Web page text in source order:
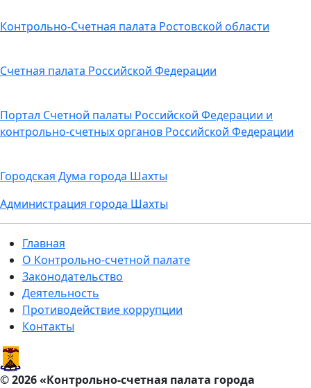
Контрольно-Счетная палата Ростовской области
Счетная палата Российской Федерации
Портал Счетной палаты Российской Федерации и
контрольно-счетных органов Российской Федерации
Городская Дума города Шахты
Администрация города Шахты
Главная
О Контрольно-счетной палате
Законодательство
Деятельность
Противодействие коррупции
Контакты
© 2026 «Контрольно-счетная палата города